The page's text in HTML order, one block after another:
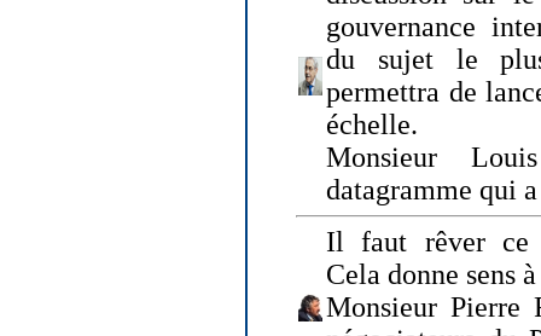
gouvernance
du sujet le
permettra de
échelle.
Monsieur
datagramme qui
Il faut rêver ce
Cela donne sens
Monsieur Pierre